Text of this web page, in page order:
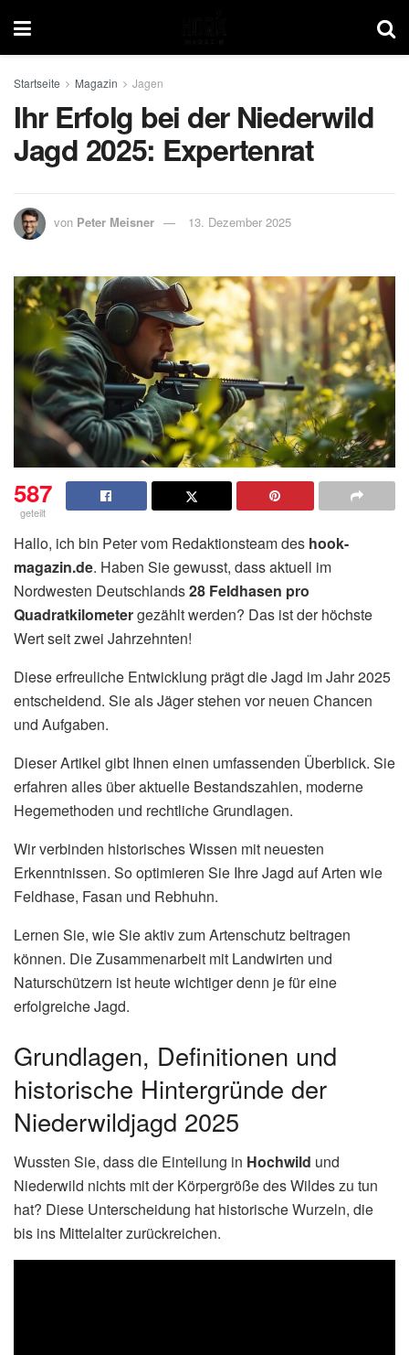
Startseite Magazin Jagen
Ihr Erfolg bei der Niederwild
Jagd 2025: Expertenrat
von Peter Meisner 13. Dezember 2025
587
geteilt
Hallo, ich bin Peter vom Redaktionsteam des hook-
magazin.de. Haben Sie gewusst, dass aktuell im
Nordwesten Deutschlands28 Feldhasen pro
Quadratkilometergezählt werden? Das ist der höchste
Wert seit zwei Jahrzehnten!
Diese erfreuliche Entwicklung prägt die Jagd im Jahr 2025
entscheidend. Sie als Jäger stehen vor neuen Chancen
und Aufgaben.
Dieser Artikel gibt Ihnen einen umfassenden Überblick. Sie
erfahren alles über aktuelle Bestandszahlen, moderne
Hegemethoden und rechtliche Grundlagen.
Wir verbinden historisches Wissen mit neuesten
Erkenntnissen. So optimieren Sie Ihre Jagd auf Arten wie
Feldhase, Fasan und Rebhuhn.
Lernen Sie, wie Sie aktiv zum Artenschutz beitragen
können. Die Zusammenarbeit mit Landwirten und
Naturschützern ist heute wichtiger denn je für eine
erfolgreiche Jagd.
Grundlagen, Definitionen und
historische Hintergründe der
Niederwildjagd 2025
Wussten Sie, dass die Einteilung in Hochwild und
Niederwild nichts mit der Körpergröße des Wildes zu tun
hat? Diese Unterscheidung hat historische Wurzeln, die
bis ins Mittelalter zurückreichen.